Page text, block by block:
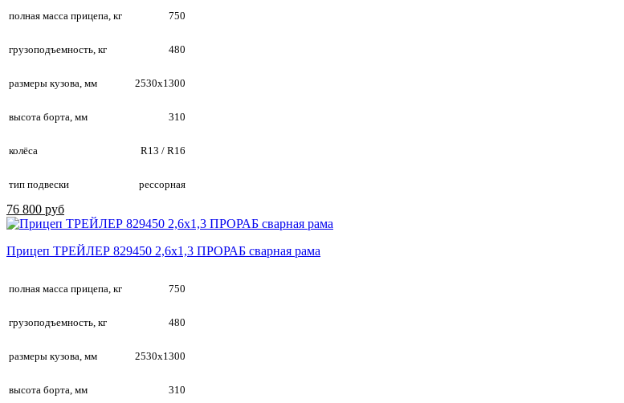
полная масса прицепа, кг 750
грузоподъемность, кг 480
размеры кузова, мм 2530х1300
высота борта, мм 310
колёса R13 / R16
тип подвески рессорная
76 800 руб
Прицеп ТРЕЙЛЕР 829450 2,6х1,3 ПРОРАБ сварная рама
полная масса прицепа, кг 750
грузоподъемность, кг 480
размеры кузова, мм 2530х1300
высота борта, мм 310